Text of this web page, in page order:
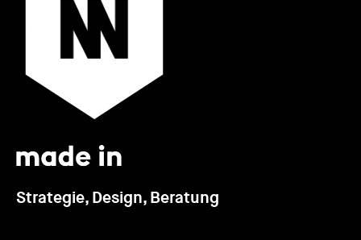
Strategie, Design, Beratung